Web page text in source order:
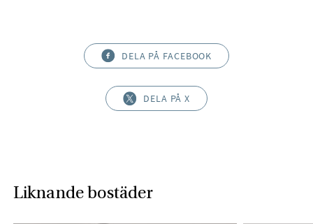
DELA PÅ FACEBOOK
DELA PÅ X
Liknande bostäder